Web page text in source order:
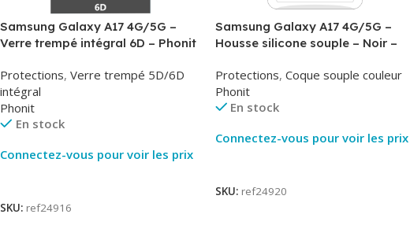
Samsung Galaxy A17 4G/5G –
Verre trempé intégral 6D – Phonit
Protections, Verre trempé 5D/6D
intégral
Phonit
En stock
Connectez-vous pour voir les prix
SKU: ref24916
Samsung Galaxy A17 4G/5G –
Housse silicone souple – Noir –
Protections, Coque souple couleur
Phonit
En stock
Connectez-vous pour voir les prix
SKU: ref24920